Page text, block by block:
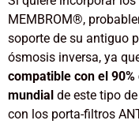
MEMBROM®,
soporte de su antiguo
ósmosis inversa, ya
compatible con el
mundial de este tipo
con los porta-filtros